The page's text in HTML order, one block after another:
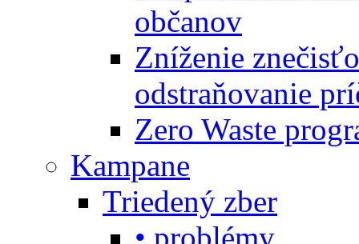
občanov
Zníženie
odstraňovanie
Zero Waste
Kampane
Triedený zber
• problémy